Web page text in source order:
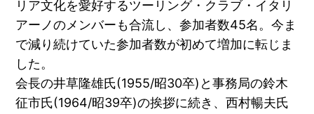
リア文化を愛好するツーリング・クラブ・イタリ
アーノのメンバーも合流し、参加者数45名。今ま
で減り続けていた参加者数が初めて増加に転じま
した。
会長の井草隆雄氏(1955/昭30卒)と事務局の鈴木
征市氏(1964/昭39卒)の挨拶に続き、西村暢夫氏